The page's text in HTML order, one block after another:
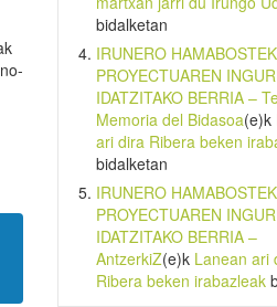
bidalketan
IRUNERO
PROYECTUAREN
IDATZITAKO BERRIA –
Memoria del Bidasoa(e)k
ari dira Ribera beken
bidalketan
IRUNERO
PROYECTUAREN
IDATZITAKO BERRIA –
AntzerkiZ(e)k Lanean ari
Ribera beken irabazleak